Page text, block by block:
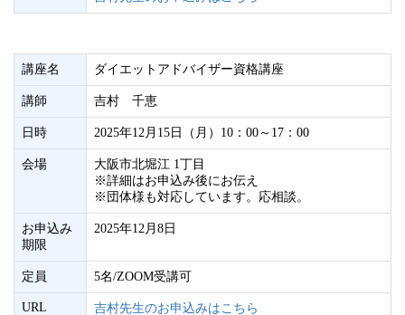
講座名 ダイエットアドバイザー資格講座
講師 吉村 千恵
日時 2025年12月15日（月）10：00～17：00
会場
大阪市北堀江 1丁目
※詳細はお申込み後にお伝え
※団体様も対応しています。応相談。
お申込み
期限
2025年12月8日
定員 5名/ZOOM受講可
URL 吉村先生のお申込みはこちら